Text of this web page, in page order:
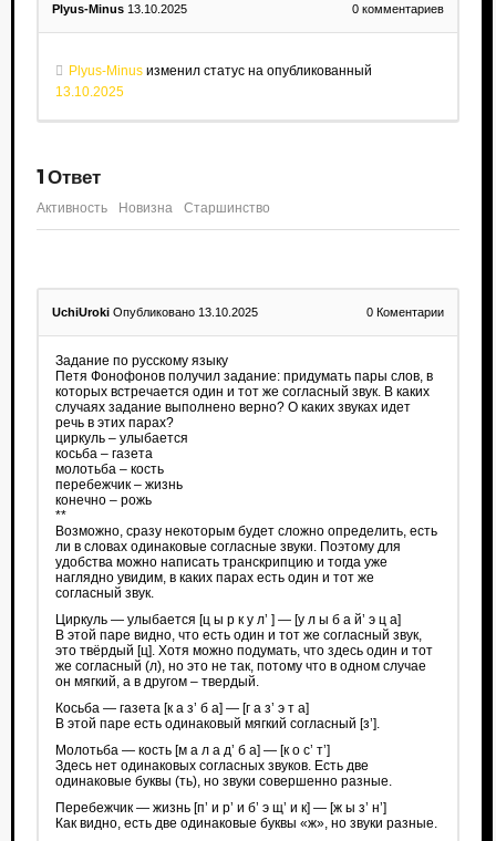
Plyus-Minus 13.10.2025 0 комментариев
Plyus-Minusизменил статус на опубликованный
13.10.2025
1Ответ
Активность Новизна Старшинство
UchiUroki Опубликовано 13.10.2025 0 Коментарии
Задание по русскому языку
Петя Фонофонов получил задание: придумать пары слов, в
которых встречается один и тот же согласный звук. В каких
случаях задание выполнено верно? О каких звуках идет
речь в этих парах?
циркуль – улыбается
косьба – газета
молотьба – кость
перебежчик – жизнь
конечно – рожь
**
Возможно, сразу некоторым будет сложно определить, есть
ли в словах одинаковые согласные звуки. Поэтому для
удобства можно написать транскрипцию и тогда уже
наглядно увидим, в каких парах есть один и тот же
согласный звук.
Циркуль — улыбается [ц ы р к у л’ ] — [у л ы б а й’ э ц а]
В этой паре видно, что есть один и тот же согласный звук,
это твёрдый [ц]. Хотя можно подумать, что здесь один и тот
же согласный (л), но это не так, потому что в одном случае
он мягкий, а в другом – твердый.
Косьба — газета [к а з’ б а] — [г а з’ э т а]
В этой паре есть одинаковый мягкий согласный [з’].
Молотьба — кость [м а л а д’ б а] — [к о с’ т’]
Здесь нет одинаковых согласных звуков. Есть две
одинаковые буквы (ть), но звуки совершенно разные.
Перебежчик — жизнь [п’ и р’ и б’ э щ’ и к] — [ж ы з’ н’]
Как видно, есть две одинаковые буквы «ж», но звуки разные.